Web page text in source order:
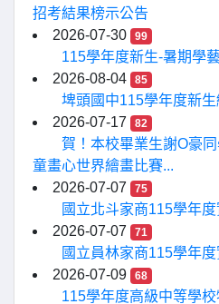
招考結果榜示公告
2026-07-30
99
115學年度新生-暑期學
2026-08-04
85
埤頭國中115學年度新
2026-07-17
82
賀！本校畢業生謝O豪
童畫心世界繪畫比賽...
2026-07-07
75
國立北斗家商115學年
2026-07-07
71
國立員林家商115學年
2026-07-09
68
115學年度高級中等學